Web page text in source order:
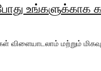
உங்களுக்காக
விளையாடலாம் மற்றும்